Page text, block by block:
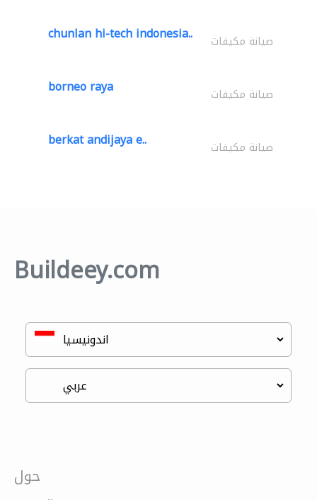
chunlan hi-tech indonesia.. صيانة مكيفات
borneo raya صيانة مكيفات
berkat andijaya e.. صيانة مكيفات
Buildeey.com
حول